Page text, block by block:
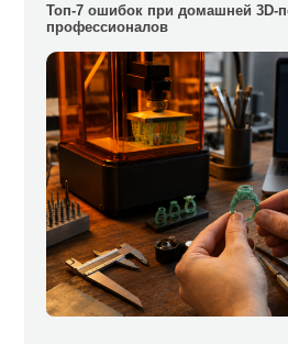
Топ-7 ошибок при домашней 3D-
профессионалов